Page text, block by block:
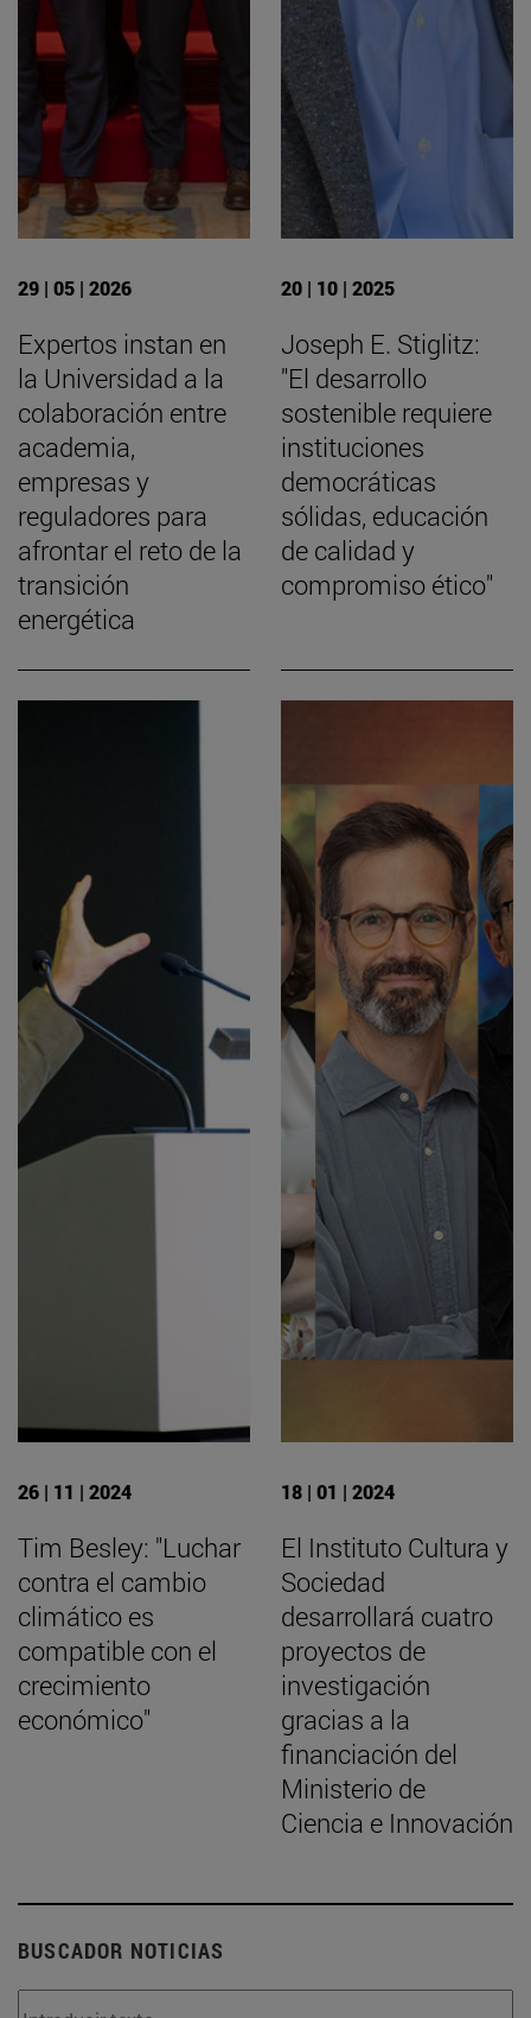
29 | 05 | 2026
Expertos instan en
la Universidad a la
colaboración entre
academia,
empresas y
reguladores para
afrontar el reto de la
transición
energética
20 | 10 | 2025
Joseph E. Stiglitz:
"El desarrollo
sostenible requiere
instituciones
democráticas
sólidas, educación
de calidad y
compromiso ético"
26 | 11 | 2024
Tim Besley: "Luchar
contra el cambio
climático es
compatible con el
crecimiento
económico"
18 | 01 | 2024
El Instituto Cultura y
Sociedad
desarrollará cuatro
proyectos de
investigación
gracias a la
financiación del
Ministerio de
Ciencia e Innovación
BUSCADOR NOTICIAS